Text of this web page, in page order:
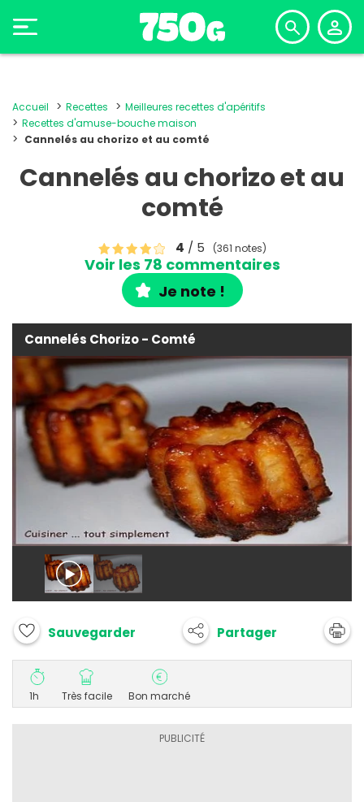
Accueil Recettes
Meilleures recettes d'apéritifs
Recettes d'amuse-bouche maison
Cannelés au chorizo et au comté
Cannelés au chorizo et au
comté
4 / 5 (361 notes)
Voir les 78 commentaires
Je note !
Cannelés Chorizo - Comté
Sauvegarder Partager
1h Très facile Bon marché